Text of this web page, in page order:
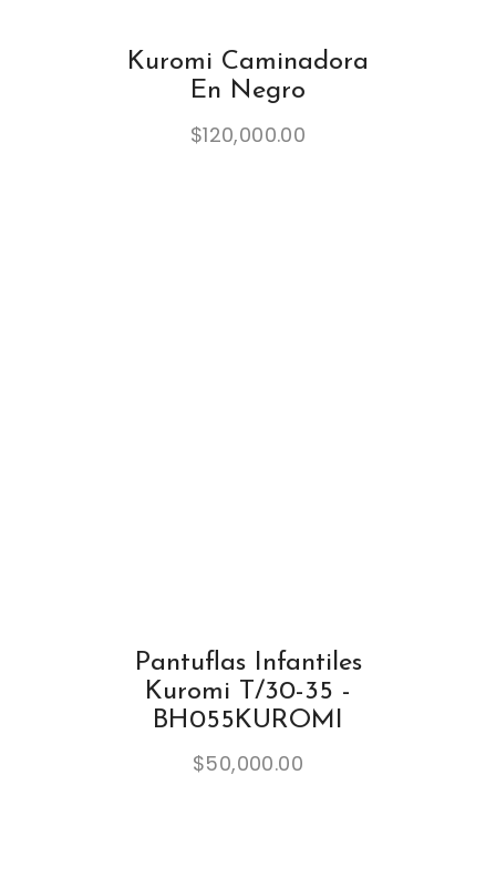
Kuromi Caminadora
En Negro
$120,000.00
Pantuflas Infantiles
Kuromi T/30-35 -
BH055KUROMI
$50,000.00